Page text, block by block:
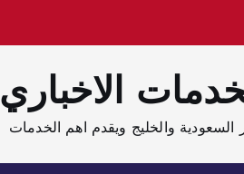
الاخباري
السعودية والخليج ويقدم اهم الخدمات